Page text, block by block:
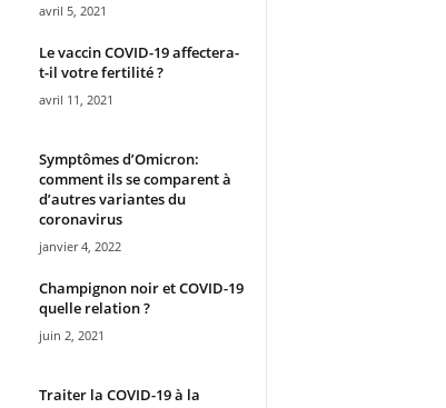
avril 5, 2021
Le vaccin COVID-19 affectera-
t-il votre fertilité ?
avril 11, 2021
Symptômes d’Omicron:
comment ils se comparent à
d’autres variantes du
coronavirus
janvier 4, 2022
Champignon noir et COVID-19
quelle relation ?
juin 2, 2021
Traiter la COVID-19 à la